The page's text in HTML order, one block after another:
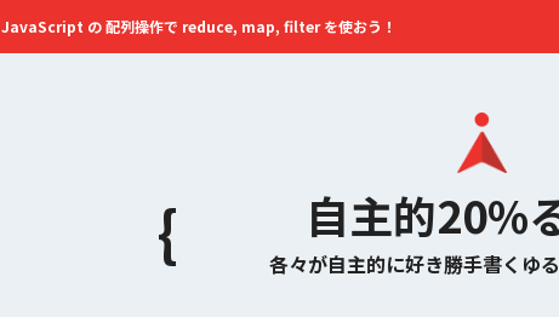
自主的20%
各々が自主的に好き勝手書くゆ
JavaScript の 配列操作で reduce, map, filter を使おう！